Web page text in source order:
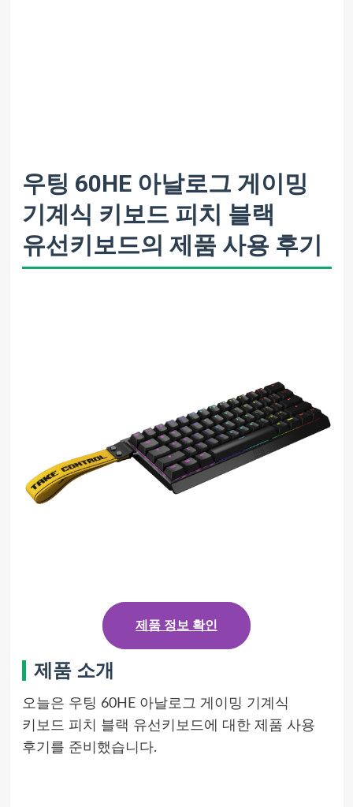
우팅 60HE 아날로그 게이밍
기계식 키보드 피치 블랙
유선키보드의 제품 사용 후기
제품 정보 확인
제품 소개
오늘은 우팅 60HE 아날로그 게이밍 기계식
키보드 피치 블랙 유선키보드에 대한 제품 사용
후기를 준비했습니다.